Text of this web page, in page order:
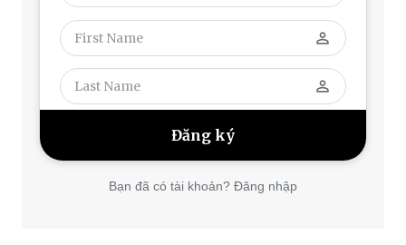
perm_identity
perm_identity
Bạn đã có tài khoản? Đăng nhập